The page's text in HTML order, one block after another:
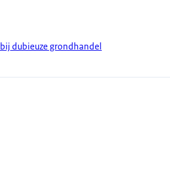
dubieuze grondhandel